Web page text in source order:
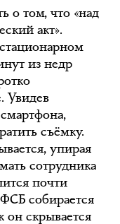
о том, что «над
акт».
из недр
Увидев
съёмку.
упирая
сотрудника
почти
собирается
он скрывается